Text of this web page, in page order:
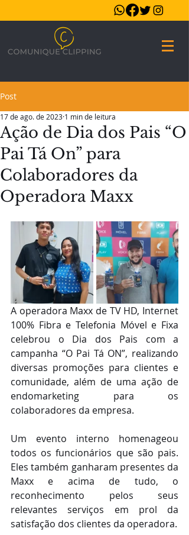
Post
Ação de Dia dos Pais “O
Pai Tá On” para
Colaboradores da
Operadora Maxx
17 de ago. de 2023 1 min de leitura
A operadora Maxx de TV HD, Internet
100% Fibra e Telefonia Móvel e Fixa
celebrou o Dia dos Pais com a
campanha “O Pai Tá ON”, realizando
diversas promoções para clientes e
comunidade, além de uma ação de
endomarketing para os
colaboradores da empresa.
Um evento interno homenageou
todos os funcionários que são pais.
Eles também ganharam presentes da
Maxx e acima de tudo, o
reconhecimento pelos seus
relevantes serviços em prol da
satisfação dos clientes da operadora.